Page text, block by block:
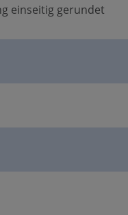
einseitig gerundet